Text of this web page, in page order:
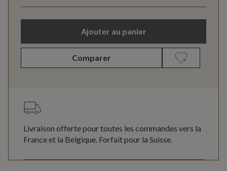
Ajouter au panier
Comparer
Livraison offerte pour toutes les commandes vers la
France et la Belgique. Forfait pour la Suisse.